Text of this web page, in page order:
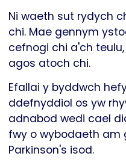
Ni waeth sut rydych
chi. Mae gennym
cefnogi chi a'ch
agos atoch chi.
Efallai y byddwch
ddefnyddiol os yw
adnabod wedi cael
fwy o wybodaeth am
Parkinson's isod.